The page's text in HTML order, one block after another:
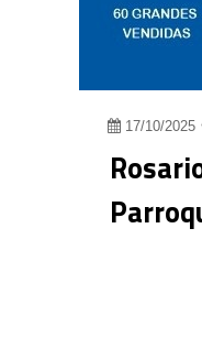
17/10/2025